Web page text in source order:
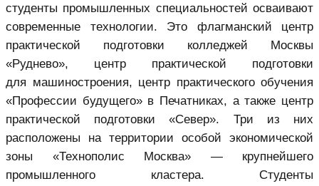
студенты промышленных специальностей осваивают
современные технологии. Это флагманский центр
практической подготовки колледжей Москвы
«Руднево», центр практической подготовки
для машиностроения, центр практического обучения
«Профессии будущего» в Печатниках, а также центр
практической подготовки «Север». Три из них
расположены на территории особой экономической
зоны «Технополис Москва» ― крупнейшего
промышленного кластера. Студенты